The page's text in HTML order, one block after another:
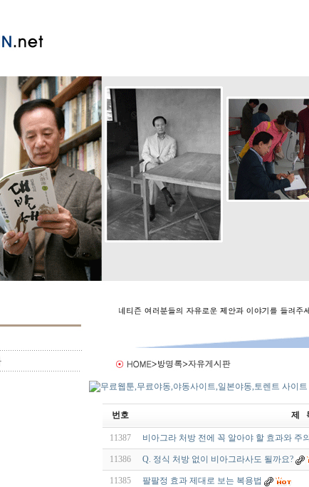
번호
제
11387 비아그라 처방 전에 꼭 알아야 할 효과와 주
11386 Q. 정식 처방 없이 비아그라사도 될까요?
11385 팔팔정 효과 제대로 보는 복용법